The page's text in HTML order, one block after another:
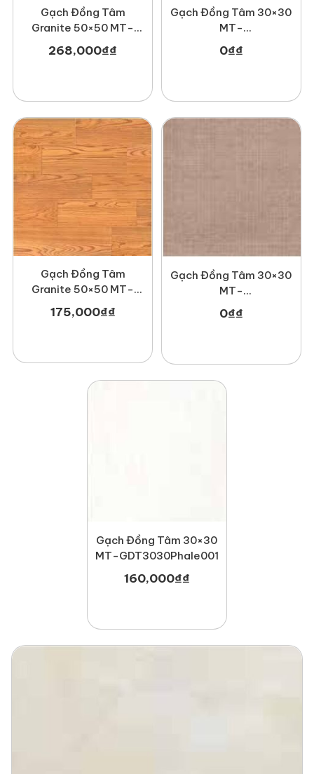
Gạch Đồng Tâm
Granite 50×50 MT-
GDTDTD5050Truongsavn
268,000₫₫
Gạch Đồng Tâm 30×30
MT-
GDT3030Lucbao001
0₫₫
Gạch Đồng Tâm
Granite 50×50 MT-
175,000₫₫
Gạch Đồng Tâm 30×30
MT-
0₫₫
Gạch Đồng Tâm 30×30
MT-GDT3030Phale001
160,000₫₫